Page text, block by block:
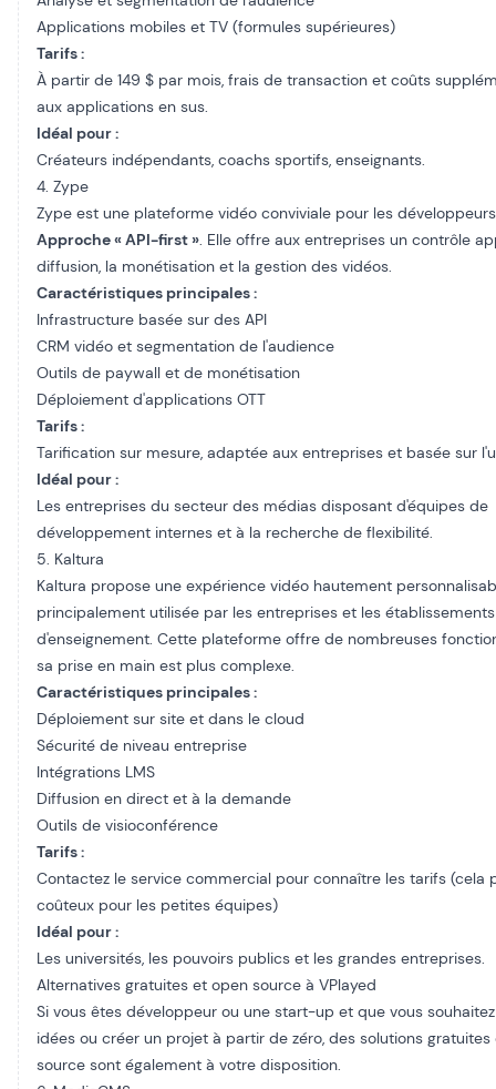
Applications mobiles et TV (formules supérieures)
Tarifs :
À partir de 149 $ par mois, frais de transaction et coûts
aux applications en sus.
Idéal pour :
Créateurs indépendants, coachs sportifs, enseignants.
4. Zype
Zype est une plateforme vidéo conviviale pour les
Approche « API-first ». Elle offre aux entreprises un contrôle
diffusion, la monétisation et la gestion des vidéos.
Caractéristiques principales :
Infrastructure basée sur des API
CRM vidéo et segmentation de l'audience
Outils de paywall et de monétisation
Déploiement d'applications OTT
Tarifs :
Tarification sur mesure, adaptée aux entreprises et basée sur
Idéal pour :
Les entreprises du secteur des médias disposant d'équipes de
développement internes et à la recherche de flexibilité.
5. Kaltura
Kaltura propose une expérience vidéo hautement
principalement utilisée par les entreprises et les établissements
d'enseignement. Cette plateforme offre de nombreuses
sa prise en main est plus complexe.
Caractéristiques principales :
Déploiement sur site et dans le cloud
Sécurité de niveau entreprise
Intégrations LMS
Diffusion en direct et à la demande
Outils de visioconférence
Tarifs :
Contactez le service commercial pour connaître les tarifs (cela
coûteux pour les petites équipes)
Idéal pour :
Les universités, les pouvoirs publics et les grandes entreprises.
Alternatives gratuites et open source à VPlayed
Si vous êtes développeur ou une start-up et que vous
idées ou créer un projet à partir de zéro, des solutions
source sont également à votre disposition.